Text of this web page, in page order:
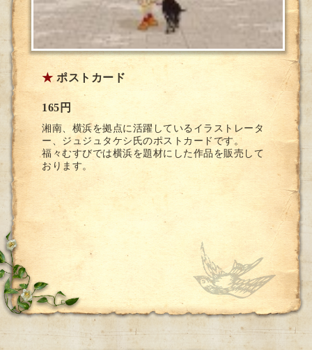
★ ポストカード
165円
湘南、横浜を拠点に活躍しているイラストレータ
ー、ジュジュタケシ氏のポストカードです。
福々むすびでは横浜を題材にした作品を販売して
おります。